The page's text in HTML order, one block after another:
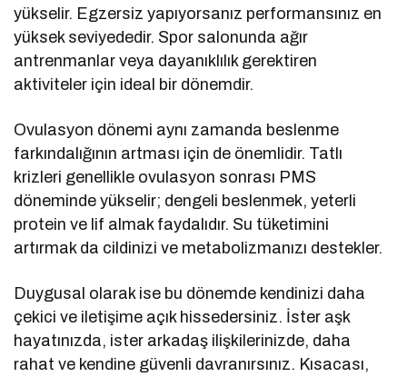
yükselir. Egzersiz yapıyorsanız performansınız en
yüksek seviyededir. Spor salonunda ağır
antrenmanlar veya dayanıklılık gerektiren
aktiviteler için ideal bir dönemdir.
Ovulasyon dönemi aynı zamanda beslenme
farkındalığının artması için de önemlidir. Tatlı
krizleri genellikle ovulasyon sonrası PMS
döneminde yükselir; dengeli beslenmek, yeterli
protein ve lif almak faydalıdır. Su tüketimini
artırmak da cildinizi ve metabolizmanızı destekler.
Duygusal olarak ise bu dönemde kendinizi daha
çekici ve iletişime açık hissedersiniz. İster aşk
hayatınızda, ister arkadaş ilişkilerinizde, daha
rahat ve kendine güvenli davranırsınız. Kısacası,